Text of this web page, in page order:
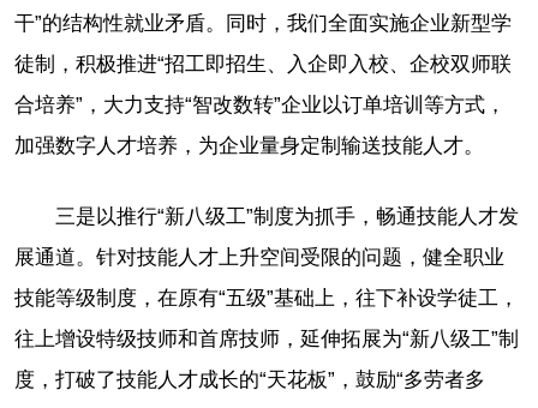
干”的结构性就业矛盾。同时，我们全面实施企业新型学
徒制，积极推进“招工即招生、入企即入校、企校双师联
合培养”，大力支持“智改数转”企业以订单培训等方式，
加强数字人才培养，为企业量身定制输送技能人才。
三是以推行“新八级工”制度为抓手，畅通技能人才发
展通道。针对技能人才上升空间受限的问题，健全职业
技能等级制度，在原有“五级”基础上，往下补设学徒工，
往上增设特级技师和首席技师，延伸拓展为“新八级工”制
度，打破了技能人才成长的“天花板”，鼓励“多劳者多